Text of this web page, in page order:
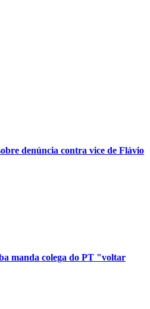
denúncia contra vice de Flávio
manda colega do PT "voltar